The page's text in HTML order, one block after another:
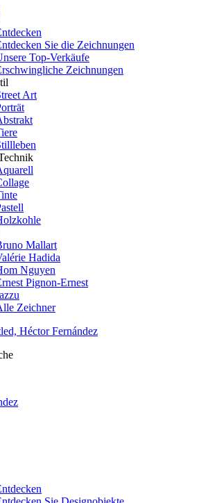
Sie die Zeichnungen
Top-Verkäufe
Zeichnungen
Art
Mallart
Hadida
Nguyen
Pignon-Ernest
Zeichner